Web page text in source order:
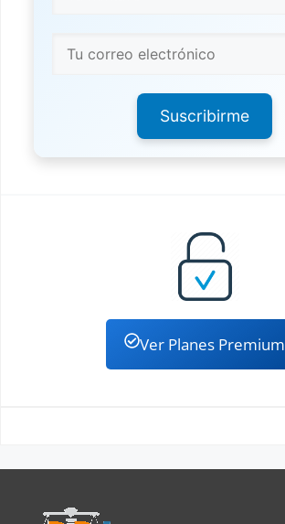
Suscribirme
Ver Planes Premium